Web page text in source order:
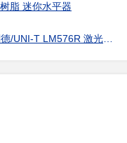
脂 迷你水平器